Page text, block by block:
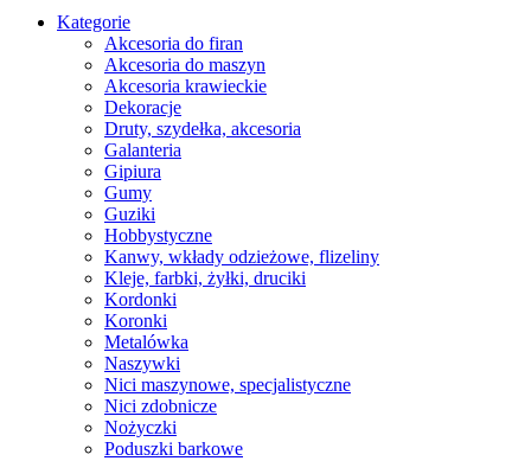
Kategorie
Akcesoria do firan
Akcesoria do maszyn
Akcesoria krawieckie
Dekoracje
Druty, szydełka, akcesoria
Galanteria
Gipiura
Gumy
Guziki
Hobbystyczne
Kanwy, wkłady odzieżowe, flizeliny
Kleje, farbki, żyłki, druciki
Kordonki
Koronki
Metalówka
Naszywki
Nici maszynowe, specjalistyczne
Nici zdobnicze
Nożyczki
Poduszki barkowe